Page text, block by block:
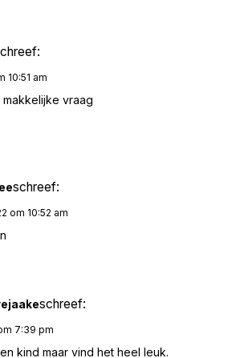
10:51 am
vraag
schreef:
om 10:52 am
schreef:
7:39 pm
kind maar vind het heel leuk.